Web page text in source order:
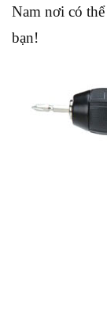
Nam nơi có
bạn!